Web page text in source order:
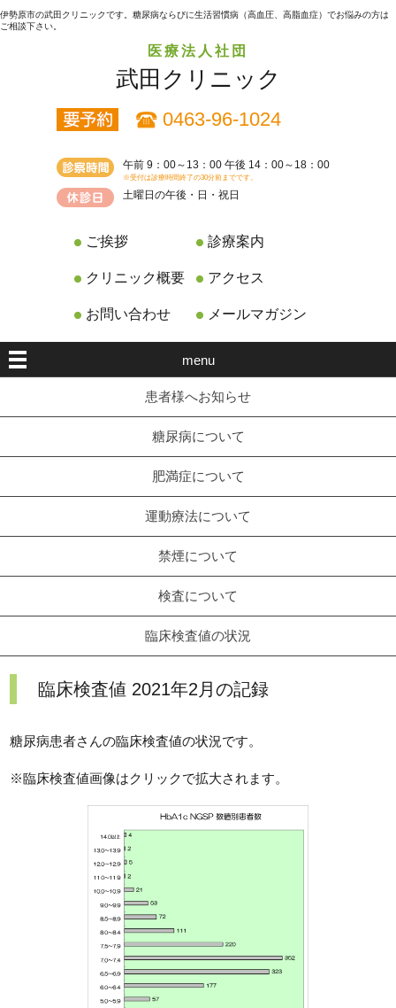
伊勢原市の武田クリニックです。糖尿病ならびに生活習慣病（高血圧、高脂血症）でお悩みの方は
ご相談下さい。
医療法人社団
武田クリニック
0463-96-1024
午前 9：00～13：00 午後 14：00～18：00
※受付は診療時間終了の30分前までです。
土曜日の午後・日・祝日
ご挨拶 診療案内
クリニック概要 アクセス
お問い合わせ メールマガジン
menu
患者様へお知らせ
糖尿病について
肥満症について
運動療法について
禁煙について
検査について
臨床検査値の状況
臨床検査値 2021年2月の記録
糖尿病患者さんの臨床検査値の状況です。
※臨床検査値画像はクリックで拡大されます。